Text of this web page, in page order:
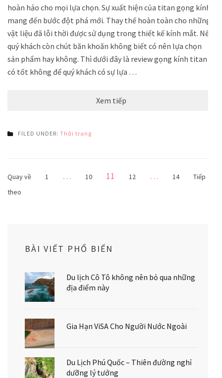
hoàn hảo cho mọi lựa chọn. Sự xuất hiện của titan gọng kính
mang đến bước đột phá mới. Thay thế hoàn toàn cho những
vật liệu đã lỗi thời được sử dụng trong thiết kế kính mắt. Nếu
quý khách còn chút băn khoăn không biết có nên lựa chọn
sản phẩm hay không. Thì dưới đây là review gọng kính titan
có tốt không để quý khách có sự lựa …
Xem tiếp
FILED UNDER: Thời trang
Phân
trang
Quay về Trang
1 … Trang
10 Trang
11 Trang
12 … Trang
14
Tiếp
theo
BÀI VIẾT PHỔ BIẾN
Du lịch Cô Tô không nên bỏ qua những
địa điểm này
Gia Hạn ViSA Cho Người Nước Ngoài
Du Lịch Phú Quốc – Thiên đường nghỉ
dưỡng lý tưởng